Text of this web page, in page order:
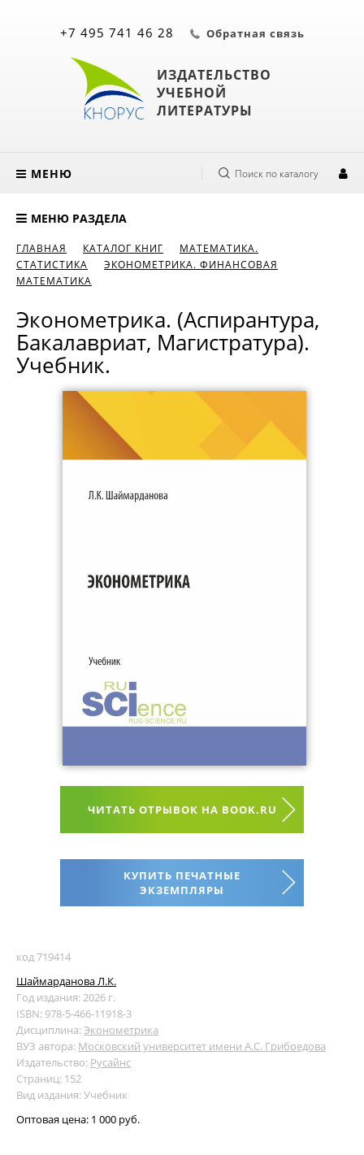
ИЗДАТЕЛЬСТВО
УЧЕБНОЙ
ЛИТЕРАТУРЫ
+7 495 741 46 28 Обратная связь
МЕНЮ Поиск по каталогу
МЕНЮ РАЗДЕЛА
ГЛАВНАЯ КАТАЛОГ КНИГ
МАТЕМАТИКА.
СТАТИСТИКА
ЭКОНОМЕТРИКА. ФИНАНСОВАЯ
МАТЕМАТИКА
Эконометрика. (Аспирантура,
Бакалавриат, Магистратура).
Учебник.
ЧИТАТЬ ОТРЫВОК НА BOOK.RU
КУПИТЬ ПЕЧАТНЫЕ
ЭКЗЕМПЛЯРЫ
код 719414
Шаймарданова Л.К.
Год издания: 2026 г.
ISBN: 978-5-466-11918-3
Дисциплина:Эконометрика
ВУЗ автора: Московский университет имени А.С. Грибоедова
Издательство: Русайнс
Страниц: 152
Вид издания: Учебник
Оптовая цена: 1 000 руб.